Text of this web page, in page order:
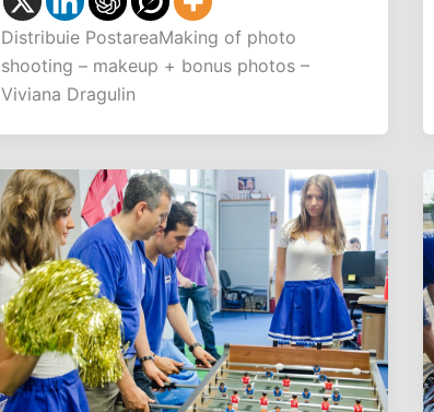
Distribuie PostareaMaking of photo
shooting – makeup + bonus photos –
Viviana Dragulin